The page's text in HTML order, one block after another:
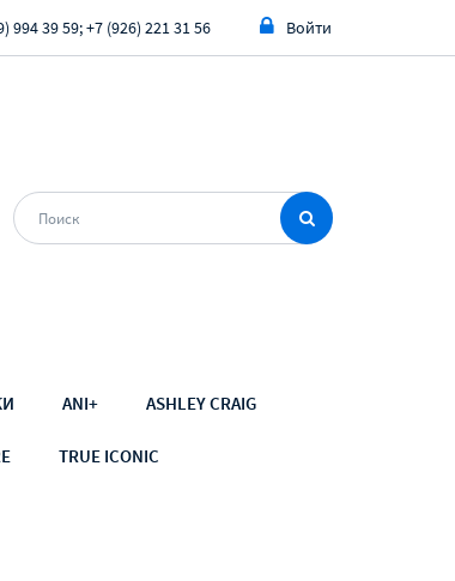
994 39 59; +7 (926) 221 31 56 Войти
ANI+ ASHLEY CRAIG
TRUE ICONIC